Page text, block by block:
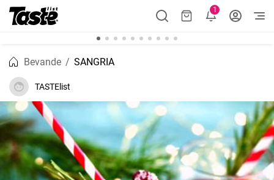
1
Bevande SANGRIA
TASTElist